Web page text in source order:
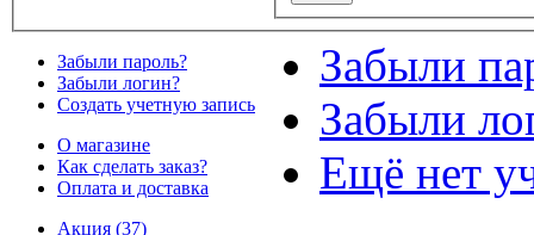
Забыли пароль?
Забыли логин?
Создать учетную запись
О магазине
Как сделать заказ?
Оплата и доставка
Акция (37)
Забыли
Забыли
Ещё нет